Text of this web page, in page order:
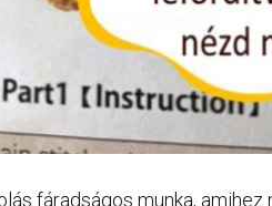
fáradságos munka,